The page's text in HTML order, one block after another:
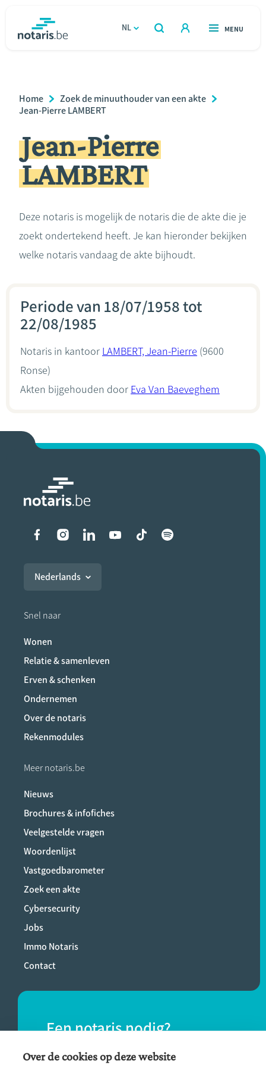
gaan
NL
OPEN
ZOEKEN
OPEN
MENU
Relatie & samenleven
Erven & schenken
Ondernemen
Rekenmodules
Breadcrumb
Home
Zoek de minuuthouder van een akte
Jean-Pierre LAMBERT
Jean-Pierre
LAMBERT
Deze notaris is mogelijk de notaris die de akte die je
zoekt ondertekend heeft. Je kan hieronder bekijken
welke notaris vandaag de akte bijhoudt.
Periode van 18/07/1958 tot
22/08/1985
Notaris in kantoor LAMBERT, Jean-Pierre (9600
Ronse)
Akten bijgehouden door Eva Van Baeveghem
Liens vers les réseaux
Nederlands
Snel naar
Wonen
Relatie & samenleven
Erven & schenken
Ondernemen
Over de notaris
Rekenmodules
Meer notaris.be
Nieuws
Brochures & infofiches
Veelgestelde vragen
Woordenlijst
Vastgoedbarometer
Zoek een akte
Cybersecurity
Jobs
Immo Notaris
Contact
Een notaris nodig?
Vind eenvoudig een notaris bij jou in de
Over de cookies op deze website